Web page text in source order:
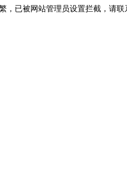
，已被网站管理员设置拦截，请联